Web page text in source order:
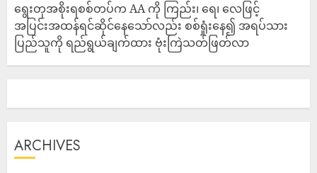
ရွေးတုအစိုးရစစ်တပ်က AA ကို ကြည်း၊ ရေ၊ လေဖြင့်
အပြင်းအထန်ရင်ဆိုင်နေသော်လည်း စစ်ရှုံးနေ၍ အရပ်သား
ပြည်သူကို ရည်ရွယ်ချက်ထား ဗုံးကြဲသတ်ဖြတ်လာ
ARCHIVES